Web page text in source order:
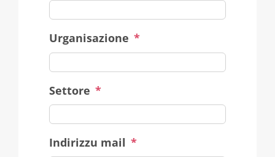
Urganisazione *
Settore *
Indirizzu mail *